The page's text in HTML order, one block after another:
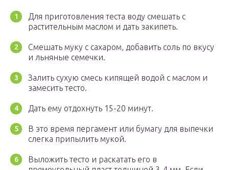
Для приготовления теста воду смешать с
растительным маслом и дать закипеть.
Смешать муку с сахаром, добавить соль по вкусу
и льняные семечки.
Залить сухую смесь кипящей водой с маслом и
замесить тесто.
Дать ему отдохнуть 15-20 минут.
В это время пергамент или бумагу для выпечки
слегка припылить мукой.
Выложить тесто и раскатать его в